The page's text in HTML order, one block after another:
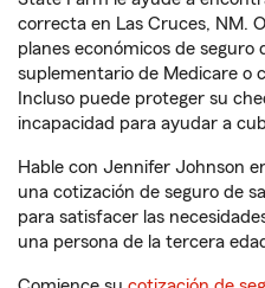
correcta en Las Cruces, NM.
planes económicos de
suplementario de Medicare o
Incluso puede proteger su
incapacidad para ayudar a
Hable con Jennifer Johnson
una cotización de seguro de
para satisfacer las
una persona de la tercera